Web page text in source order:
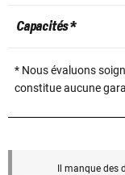
Capacités *
* Nous évaluons
constitue aucune
Il manque des